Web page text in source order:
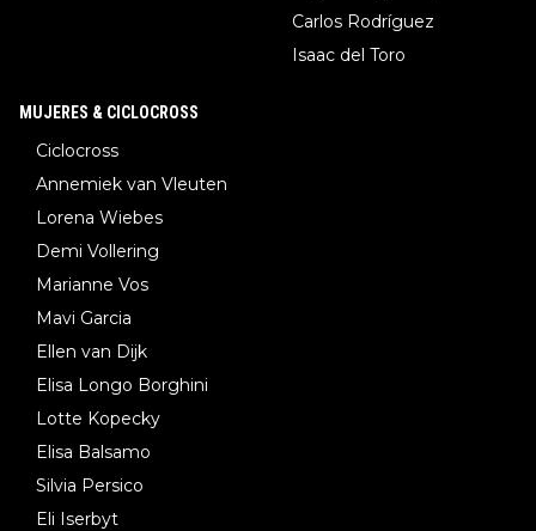
Carlos Rodríguez
Isaac del Toro
MUJERES & CICLOCROSS
Ciclocross
Annemiek van Vleuten
Lorena Wiebes
Demi Vollering
Marianne Vos
Mavi Garcia
Ellen van Dijk
Elisa Longo Borghini
Lotte Kopecky
Elisa Balsamo
Silvia Persico
Eli Iserbyt